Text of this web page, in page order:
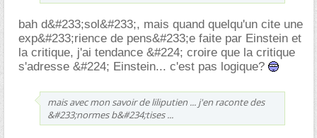
bah d&#233;sol&#233;, mais quand quelqu'un cite une
exp&#233;rience de pens&#233;e faite par Einstein et
la critique, j'ai tendance &#224; croire que la critique
s'adresse &#224; Einstein... c'est pas logique?
mais avec mon savoir de liliputien ... j'en raconte des
&#233;normes b&#234;tises ...